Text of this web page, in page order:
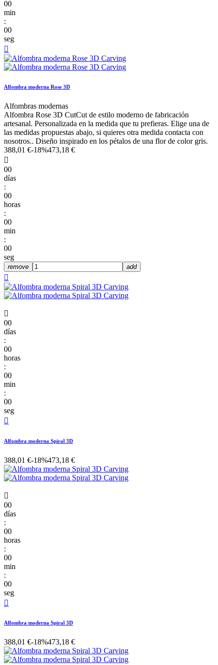
00
min
:
00
seg

Alfombra moderna Rose 3D
Alfombras modernas
Alfombra Rose 3D CutCut de estilo moderno de fabricación
artesanal. Personalizada en la medida que tu prefieras. Elige una de
las medidas propuestas abajo, si quieres otra medida contacta con
nosotros.. Diseño inspirado en los pétalos de una flor de color gris.
388,01 €-18%473,18 €

00
días
:
00
horas
:
00
min
:
00
seg
remove add


00
días
:
00
horas
:
00
min
:
00
seg

Alfombra moderna Spiral 3D
388,01 €-18%473,18 €

00
días
:
00
horas
:
00
min
:
00
seg

Alfombra moderna Spiral 3D
388,01 €-18%473,18 €